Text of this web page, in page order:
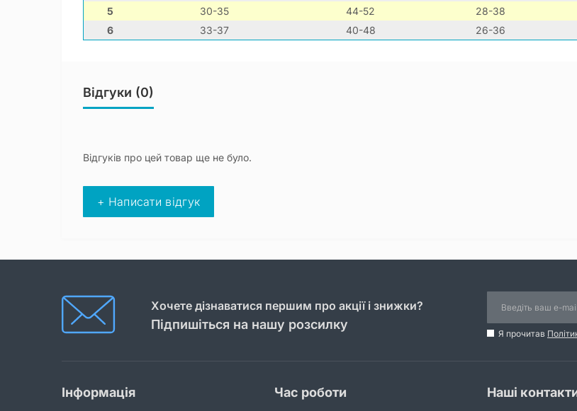
5
30-35 44-52 28-38
6
33-37 40-48 26-36
Відгуки (0)
Відгуків про цей товар ще не було.
+ Написати відгук
Хочете дізнаватися першим про акції і знижки?
Підпишіться на нашу розсилку
Я прочитав
Інформація Час роботи Наші